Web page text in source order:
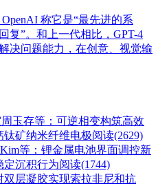
称它是“最先进的系
复”。和上一代相比，GPT-4
决问题能力，在创意、视觉输
玉存等：可逆相变构筑高效
矿纳米纤维电极阅读(2629)
等：锂金属电池界面调控新
定沉积行为阅读(1744)
层凝胶实现索拉非尼和抗